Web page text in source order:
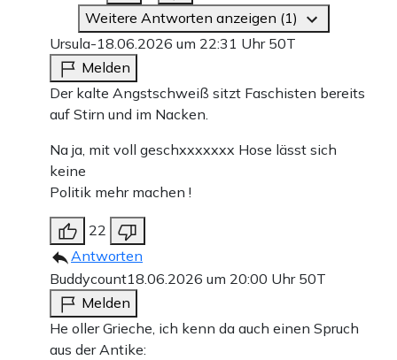
Weitere Antworten anzeigen (1)
Ursula-18.06.2026 um 22:31 Uhr 50T
Melden
Der kalte Angstschweiß sitzt Faschisten bereits
auf Stirn und im Nacken.
Na ja, mit voll geschxxxxxxx Hose lässt sich
keine
Politik mehr machen !
22
Antworten
Buddycount18.06.2026 um 20:00 Uhr 50T
Melden
He oller Grieche, ich kenn da auch einen Spruch
aus der Antike: